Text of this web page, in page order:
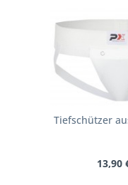
Tiefschützer
13,90